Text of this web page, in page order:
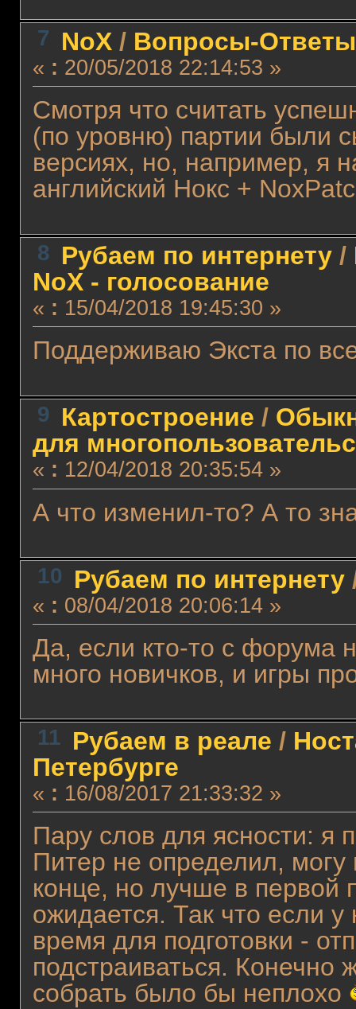
7 NoX/ Вопросы-
« : 20/05/2018 22:14:53 »
Смотря что считать
(по уровню) партии были
версиях, но, например, я
английский Нокс +
8 Рубаем по интернету/
NoX - голосование
« : 15/04/2018 19:45:30 »
Поддерживаю Экста по
9 Картостроение /
для
« : 12/04/2018 20:35:54 »
А что изменил-то? А то
10 Рубаем по интернету
« : 08/04/2018 20:06:14 »
Да, если кто-то с форума
много новичков, и игры
11 Рубаем в реале /
Петербурге
« : 16/08/2017 21:33:32 »
Пару слов для ясности: я
Питер не определил, могу
конце, но лучше в первой
ожидается. Так что если
время для подготовки -
подстраиваться. Конечно
собрать было бы неплохо